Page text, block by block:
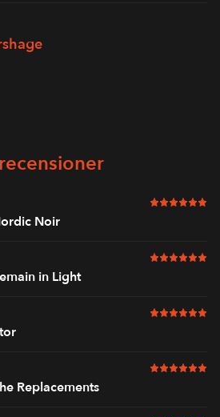
6 av 6 i
Noir
6 av 6 i
in Light
6 av 6 i
6 av 6 i
Replacements